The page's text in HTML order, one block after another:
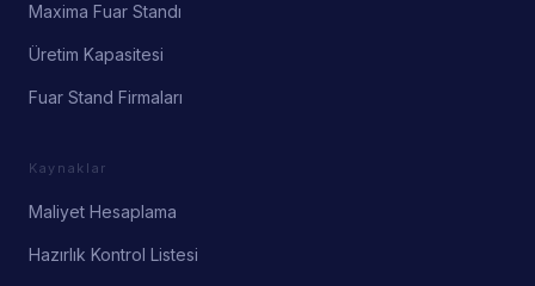
Maxima Fuar Standı
Üretim Kapasitesi
Fuar Stand Firmaları
Kaynaklar
Maliyet Hesaplama
Hazırlık Kontrol Listesi